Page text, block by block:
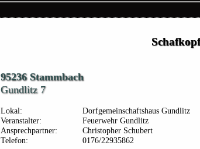
95236 Stammbach
Gundlitz 7
Lokal:
Dorfgemeinschaftshaus Gundlitz
Veranstalter:
Feuerwehr Gundlitz
Ansprechpartner:
Christopher Schubert
Telefon:
0176/22935862